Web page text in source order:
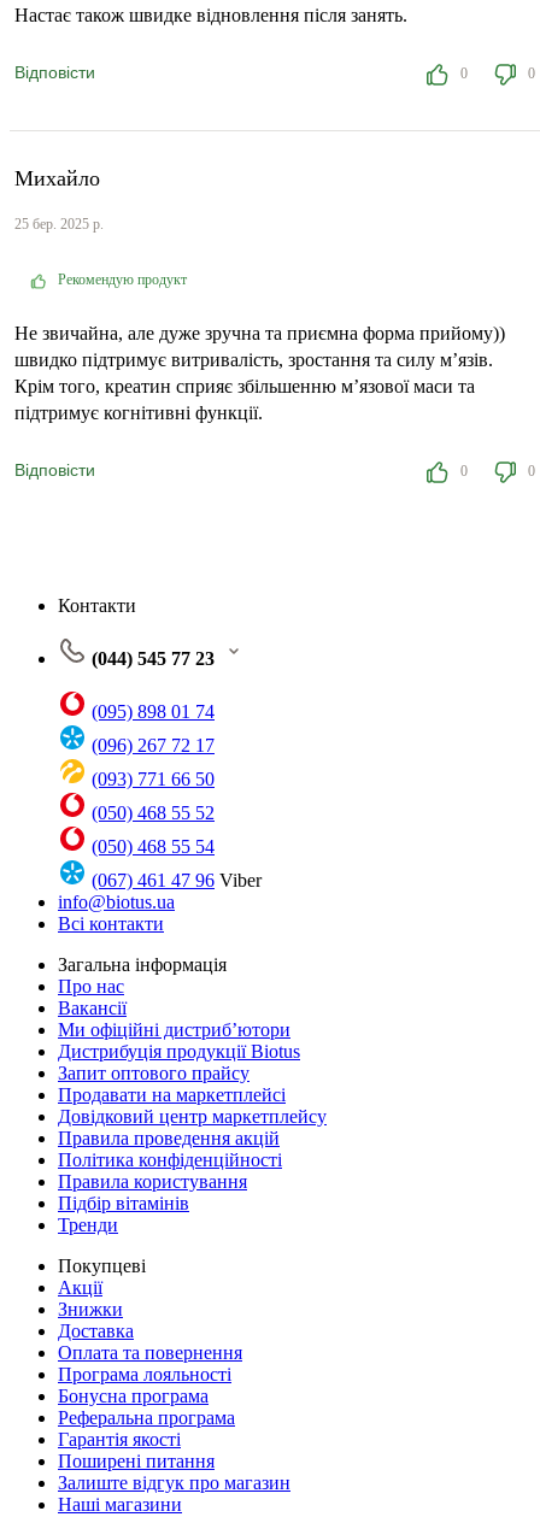
Настає також швидке відновлення після занять.
Відповісти 0 0
Михайло
25 бер. 2025 р.
Рекомендую продукт
Не звичайна, але дуже зручна та приємна форма прийому))
швидко підтримує витривалість, зростання та силу м’язів.
Крім того, креатин сприяє збільшенню м’язової маси та
підтримує когнітивні функції.
Відповісти 0 0
Контакти
(044) 545 77 23
(095) 898 01 74
(096) 267 72 17
(093) 771 66 50
(050) 468 55 52
(050) 468 55 54
(067) 461 47 96 Viber
info@biotus.ua
Всі контакти
Загальна інформація
Про нас
Вакансії
Ми офіційні дистриб’ютори
Дистрибуція продукції Biotus
Запит оптового прайсу
Продавати на маркетплейсі
Довідковий центр маркетплейсу
Правила проведення акцій
Політика конфіденційності
Правила користування
Підбір вітамінів
Тренди
Покупцеві
Акції
Знижки
Доставка
Оплата та повернення
Програма лояльності
Бонусна програма
Реферальна програма
Гарантія якості
Поширені питання
Залиште відгук про магазин
Наші магазини